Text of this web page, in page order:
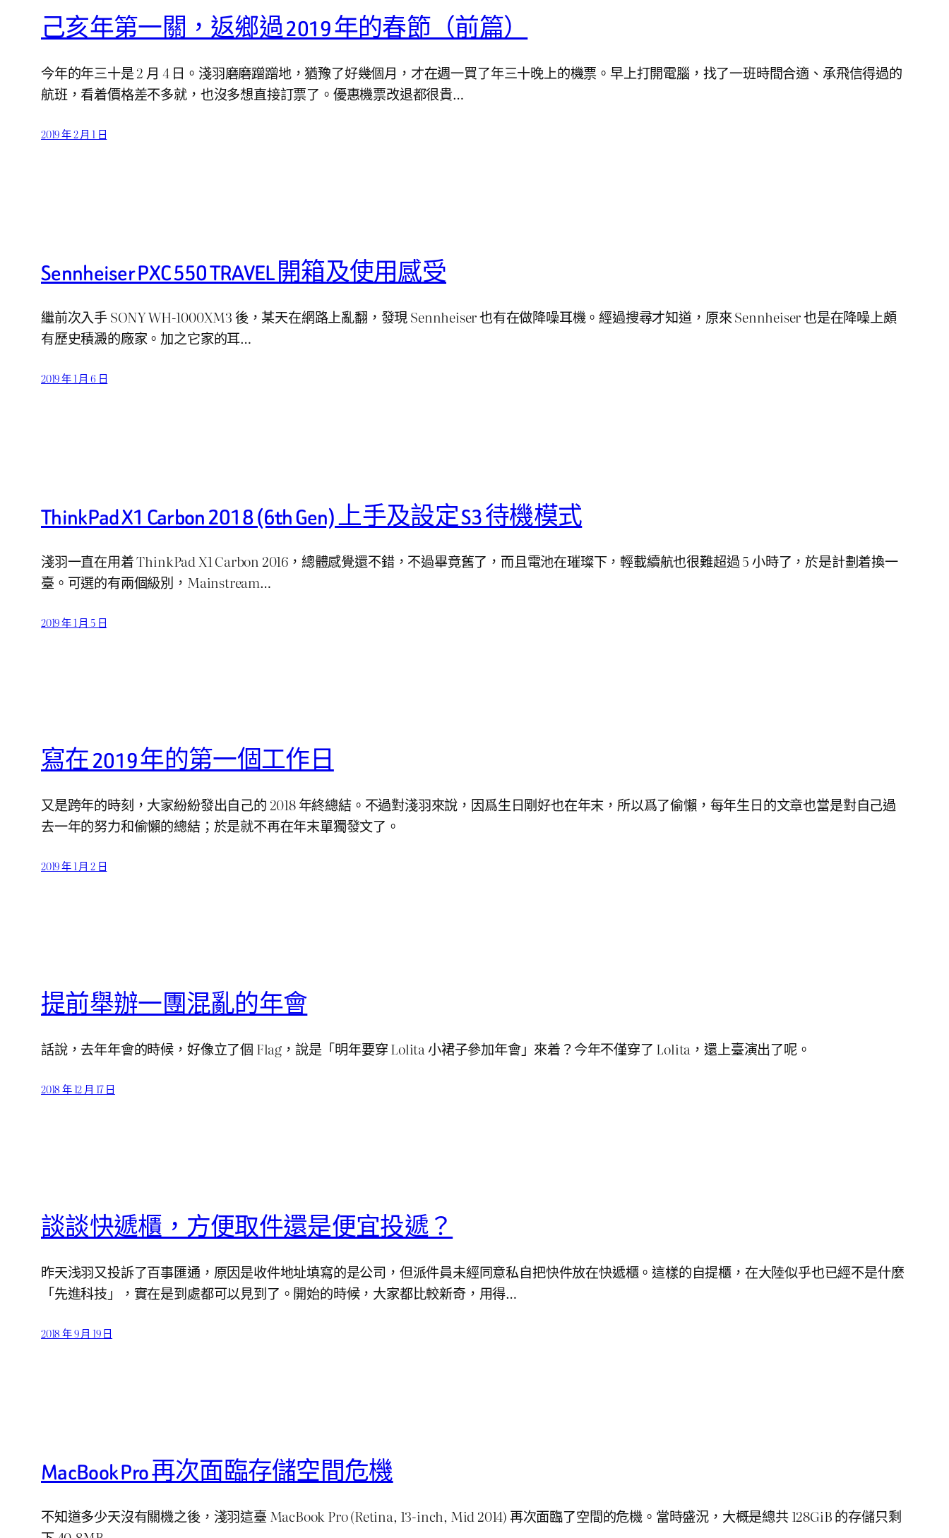
己亥年第一關，返鄉過 2019 年的春節（前篇）
今年的年三十是 2 月 4 日。淺羽磨磨蹭蹭地，猶豫了好幾個月，才在週一買了年三十晚上的機票。早上打開電腦，找了一班時間合適、承飛信得過的
航班，看着價格差不多就，也沒多想直接訂票了。優惠機票改退都很貴…
2019 年 2 月 1 日
Sennheiser PXC 550 TRAVEL 開箱及使用感受
繼前次入手 SONY WH-1000XM3 後，某天在網路上亂翻，發現 Sennheiser 也有在做降噪耳機。經過搜尋才知道，原來 Sennheiser 也是在降噪上頗
有歷史積澱的廠家。加之它家的耳…
2019 年 1 月 6 日
ThinkPad X1 Carbon 2018 (6th Gen) 上手及設定 S3 待機模式
淺羽一直在用着 ThinkPad X1 Carbon 2016，總體感覺還不錯，不過畢竟舊了，而且電池在璀璨下，輕載續航也很難超過 5 小時了，於是計劃着換一
臺。可選的有兩個級別，Mainstream…
2019 年 1 月 5 日
寫在 2019 年的第一個工作日
又是跨年的時刻，大家紛紛發出自己的 2018 年終總結。不過對淺羽來說，因爲生日剛好也在年末，所以爲了偷懶，每年生日的文章也當是對自己過
去一年的努力和偷懶的總結；於是就不再在年末單獨發文了。
2019 年 1 月 2 日
提前舉辦一團混亂的年會
話說，去年年會的時候，好像立了個 Flag，說是「明年要穿 Lolita 小裙子參加年會」來着？今年不僅穿了 Lolita，還上臺演出了呢。
2018 年 12 月 17 日
談談快遞櫃，方便取件還是便宜投遞？
昨天浅羽又投訴了百事匯通，原因是收件地址填寫的是公司，但派件員未經同意私自把快件放在快遞櫃。這樣的自提櫃，在大陸似乎也已經不是什麼
「先進科技」，實在是到處都可以見到了。開始的時候，大家都比較新奇，用得…
2018 年 9 月 19 日
MacBook Pro 再次面臨存儲空間危機
不知道多少天沒有關機之後，淺羽這臺 MacBook Pro (Retina, 13-inch, Mid 2014) 再次面臨了空間的危機。當時盛況，大概是總共 128GiB 的存儲只剩